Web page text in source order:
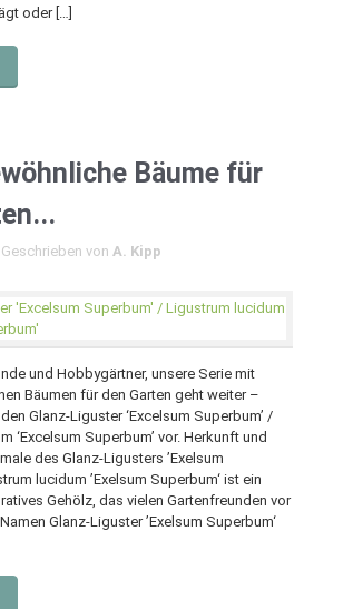
oder […]
Bäume für
Geschrieben von A. Kipp
und Hobbygärtner, unsere Serie mit
Bäumen für den Garten geht weiter –
Glanz-Liguster ‘Excelsum Superbum’ /
‘Excelsum Superbum’ vor. Herkunft und
des Glanz-Ligusters ’Exelsum
lucidum ’Exelsum Superbum‘ ist ein
Gehölz, das vielen Gartenfreunden vor
Glanz-Liguster ’Exelsum Superbum‘